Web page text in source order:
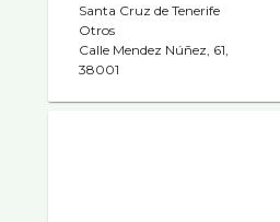
Santa Cruz de Tenerife
Otros
Calle Mendez Núñez, 61,
38001